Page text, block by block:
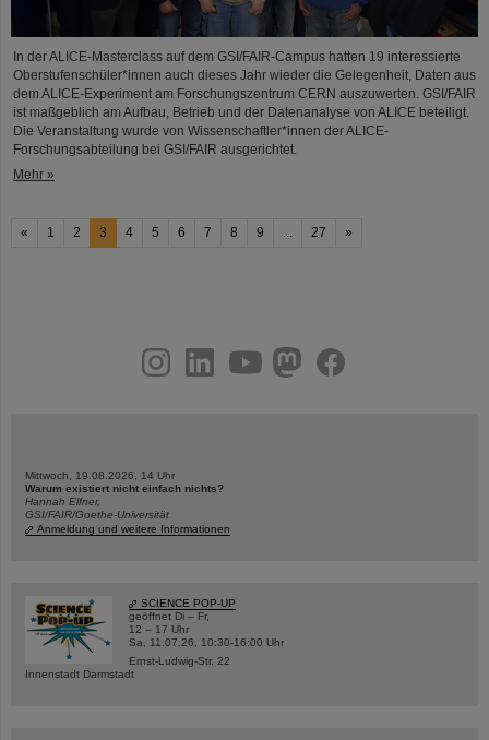
In der ALICE-Masterclass auf dem GSI/FAIR-Campus hatten 19 interessierte
Oberstufenschüler*innen auch dieses Jahr wieder die Gelegenheit, Daten aus
dem ALICE-Experiment am Forschungszentrum CERN auszuwerten. GSI/FAIR
ist maßgeblich am Aufbau, Betrieb und der Datenanalyse von ALICE beteiligt.
Die Veranstaltung wurde von Wissenschaftler*innen der ALICE-
Forschungsabteilung bei GSI/FAIR ausgerichtet.
Mehr »
« 1 2 3 4 5 6 7 8 9 27 »
youtubehelmholtz.socialfacebook
Mittwoch, 19.08.2026, 14 Uhr
Warum existiert nicht einfach nichts?
Hannah Elfner,
GSI/FAIR/Goethe-Universität
Anmeldung und weitere Informationen
SCIENCE POP-UP
geöffnet Di – Fr,
12 – 17 Uhr
Sa, 11.07.26, 10:30-16:00 Uhr
Ernst-Ludwig-Str. 22
Innenstadt Darmstadt